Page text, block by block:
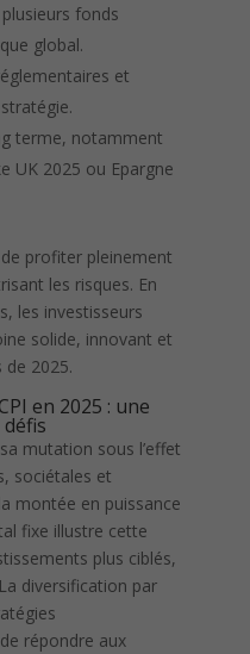
fonds
global.
et
terme, notamment
UK 2025 ou Epargne
profiter pleinement
les risques. En
les investisseurs
solide, innovant et
2025.
en 2025 : une
mutation sous l’effet
sociétales et
montée en puissance
fixe illustre cette
plus ciblés,
diversification par
répondre aux